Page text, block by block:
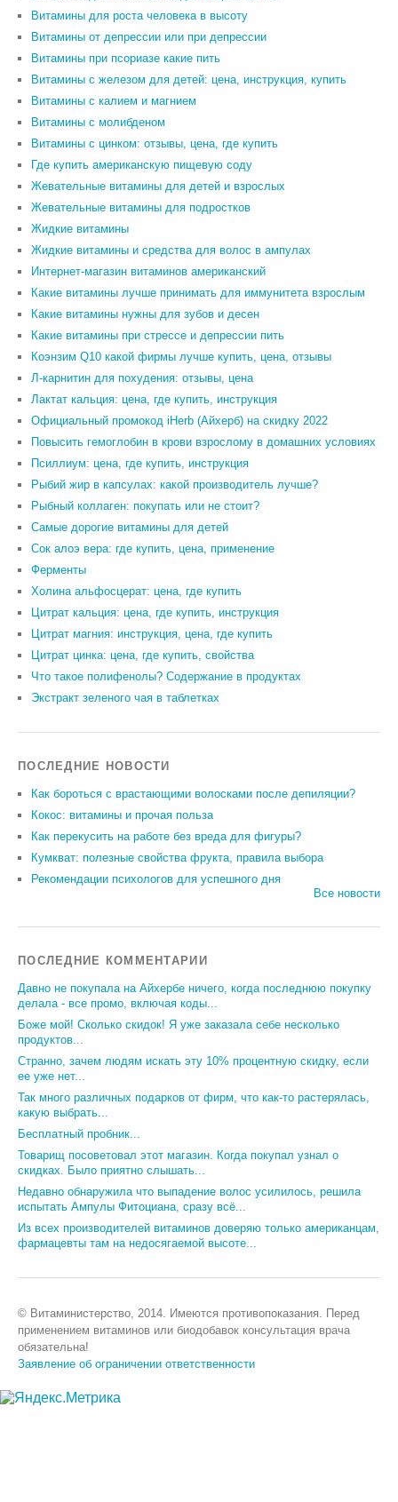
Витамины для роста человека в высоту
Витамины от депрессии или при депрессии
Витамины при псориазе какие пить
Витамины с железом для детей: цена, инструкция, купить
Витамины с калием и магнием
Витамины с молибденом
Витамины с цинком: отзывы, цена, где купить
Где купить американскую пищевую соду
Жевательные витамины для детей и взрослых
Жевательные витамины для подростков
Жидкие витамины
Жидкие витамины и средства для волос в ампулах
Интернет-магазин витаминов американский
Какие витамины лучше принимать для иммунитета взрослым
Какие витамины нужны для зубов и десен
Какие витамины при стрессе и депрессии пить
Коэнзим Q10 какой фирмы лучше купить, цена, отзывы
Л-карнитин для похудения: отзывы, цена
Лактат кальция: цена, где купить, инструкция
Официальный промокод iHerb (Айхерб) на скидку 2022
Повысить гемоглобин в крови взрослому в домашних условиях
Псиллиум: цена, где купить, инструкция
Рыбий жир в капсулах: какой производитель лучше?
Рыбный коллаген: покупать или не стоит?
Самые дорогие витамины для детей
Сок алоэ вера: где купить, цена, применение
Ферменты
Холина альфосцерат: цена, где купить
Цитрат кальция: цена, где купить, инструкция
Цитрат магния: инструкция, цена, где купить
Цитрат цинка: цена, где купить, свойства
Что такое полифенолы? Содержание в продуктах
Экстракт зеленого чая в таблетках
ПОСЛЕДНИЕ НОВОСТИ
Как бороться с врастающими волосками после депиляции?
Кокос: витамины и прочая польза
Как перекусить на работе без вреда для фигуры?
Кумкват: полезные свойства фрукта, правила выбора
Рекомендации психологов для успешного дня
Все новости
ПОСЛЕДНИЕ КОММЕНТАРИИ
Давно не покупала на Айхербе ничего, когда последнюю покупку
делала - все промо, включая коды...
Боже мой! Сколько скидок! Я уже заказала себе несколько
продуктов...
Странно, зачем людям искать эту 10% процентную скидку, если
ее уже нет...
Так много различных подарков от фирм, что как-то растерялась,
какую выбрать...
Бесплатный пробник...
Товарищ посоветовал этот магазин. Когда покупал узнал о
скидках. Было приятно слышать...
Недавно обнаружила что выпадение волос усилилось, решила
испытать Ампулы Фитоциана, сразу всё...
Из всех производителей витаминов доверяю только американцам,
фармацевты там на недосягаемой высоте...
© Витаминистерство, 2014. Имеются противопоказания. Перед
применением витаминов или биодобавок консультация врача
обязательна!
Заявление об ограничении ответственности